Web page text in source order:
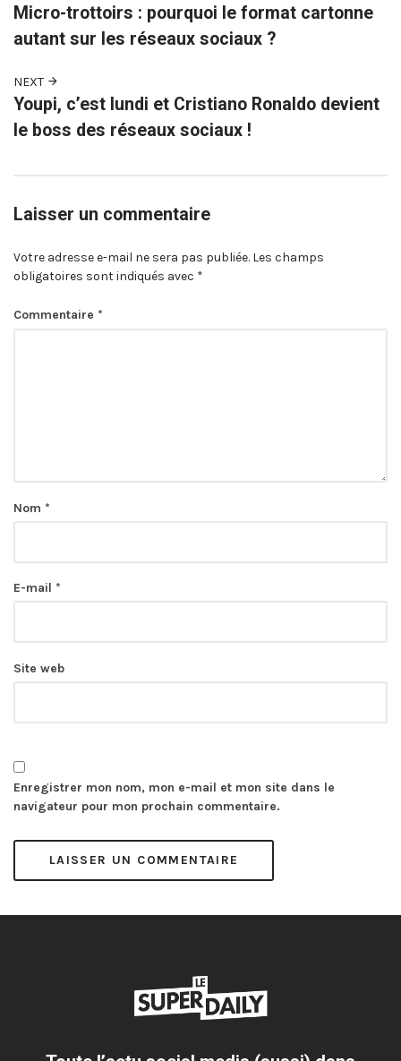
Micro-trottoirs : pourquoi le format cartonne
autant sur les réseaux sociaux ?
NEXT
Youpi, c’est lundi et Cristiano Ronaldo devient
le boss des réseaux sociaux !
Laisser un commentaire
Votre adresse e-mail ne sera pas publiée. Les champs
obligatoires sont indiqués avec *
Commentaire *
Nom *
E-mail *
Site web
Enregistrer mon nom, mon e-mail et mon site dans le
navigateur pour mon prochain commentaire.